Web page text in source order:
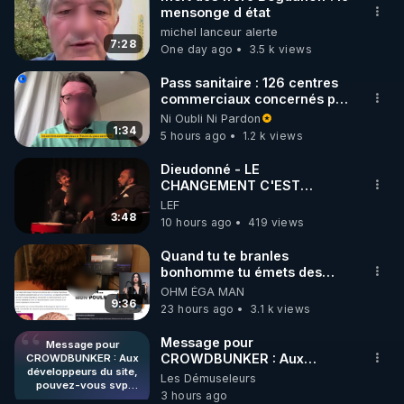
🌱 INSTAGRAM
https://www.instagram.com/rdlr_thierrycasasnovas/
http://rgnr.li/instagram
🌱 LA NEWSLETTER
Pour ne pas rater l’actualité RGNR (stages,
http://rgnr.li/news
🌱 VIDÉOS NON CENSURÉES SUR ODYSEE
Toutes les vidéos Youtube sont aussi sur la
http://rgnr.li/odysee
🌱 LES STAGES EN PRÉSENTIEL
http://rgnr.li/stages
7:28
mensonge d état
michel lanceur alerte
One day ago
3.5 k views
1:34
Pass sanitaire : 126 centres
commerciaux concernés par
l'obligation dans toute la
France
Ni Oubli Ni Pardon
5 hours ago
1.2 k views
3:48
Dieudonné - LE
CHANGEMENT C'EST
MAINTENANT
LEF
10 hours ago
419 views
9:36
Quand tu te branles
bonhomme tu émets des
ondes ils ont juste omis de
t'expliquer
OHM ÉGA MAN
23 hours ago
3.1 k views
Message pour
CROWDBUNKER : Aux
développeurs du site,
pouvez-vous svp
remettre la
Message pour
CROWDBUNKER : Aux
développeurs du site,
pouvez-vous svp remettre la
Les Démuseleurs
3 hours ago